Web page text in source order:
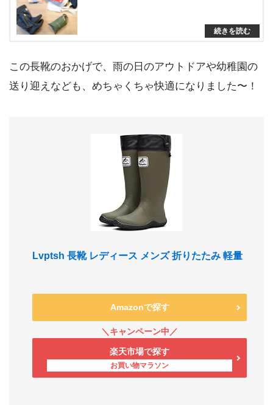
この長靴のおかげで、雨の日のアウトドアや幼稚園の
送り迎えなども、めちゃくちゃ快適になりました〜！
Lvptsh 長靴 レディース メンズ 折りたたみ 軽量
Amazonで探す
楽天市場で探す